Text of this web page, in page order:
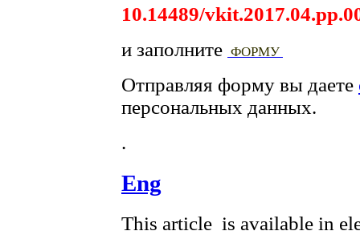
10.14489/
и заполните ФОРМУ
Отправляя форму вы даете
персональных данных.
.
Eng
This article is available in